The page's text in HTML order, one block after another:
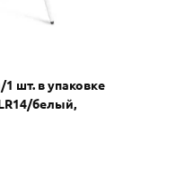
шт. в упаковке
белый,